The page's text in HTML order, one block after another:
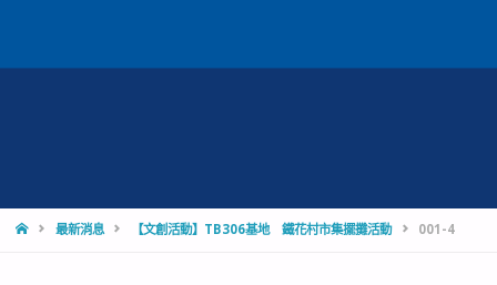
HOME最新消息 【文創活動】TB306基地 鐵花村市集擺攤活動 001-4